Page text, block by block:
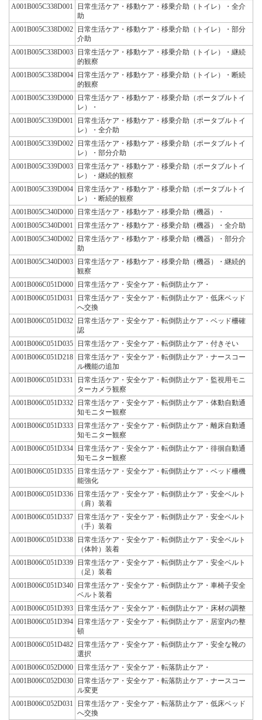
A001B005C338D001
日常生活ケア・移動ケア・移乗介助（トイレ）・全介
助
A001B005C338D002
日常生活ケア・移動ケア・移乗介助（トイレ）・部分
介助
A001B005C338D003
日常生活ケア・移動ケア・移乗介助（トイレ）・継続
的観察
A001B005C338D004
日常生活ケア・移動ケア・移乗介助（トイレ）・断続
的観察
A001B005C339D000
日常生活ケア・移動ケア・移乗介助（ポータブルトイ
レ）・
A001B005C339D001
日常生活ケア・移動ケア・移乗介助（ポータブルトイ
レ）・全介助
A001B005C339D002
日常生活ケア・移動ケア・移乗介助（ポータブルトイ
レ）・部分介助
A001B005C339D003
日常生活ケア・移動ケア・移乗介助（ポータブルトイ
レ）・継続的観察
A001B005C339D004
日常生活ケア・移動ケア・移乗介助（ポータブルトイ
レ）・断続的観察
A001B005C340D000
日常生活ケア・移動ケア・移乗介助（機器）・
A001B005C340D001
日常生活ケア・移動ケア・移乗介助（機器）・全介助
A001B005C340D002
日常生活ケア・移動ケア・移乗介助（機器）・部分介
助
A001B005C340D003
日常生活ケア・移動ケア・移乗介助（機器）・継続的
観察
A001B006C051D000
日常生活ケア・安全ケア・転倒防止ケア・
A001B006C051D031
日常生活ケア・安全ケア・転倒防止ケア・低床ベッド
へ交換
A001B006C051D032
日常生活ケア・安全ケア・転倒防止ケア・ベッド柵確
認
A001B006C051D035
日常生活ケア・安全ケア・転倒防止ケア・付きそい
A001B006C051D218
日常生活ケア・安全ケア・転倒防止ケア・ナースコー
ル機能の追加
A001B006C051D331
日常生活ケア・安全ケア・転倒防止ケア・監視用モニ
ターカメラ観察
A001B006C051D332
日常生活ケア・安全ケア・転倒防止ケア・体動自動通
知モニター観察
A001B006C051D333
日常生活ケア・安全ケア・転倒防止ケア・離床自動通
知モニター観察
A001B006C051D334
日常生活ケア・安全ケア・転倒防止ケア・徘徊自動通
知モニター観察
A001B006C051D335
日常生活ケア・安全ケア・転倒防止ケア・ベッド柵機
能強化
A001B006C051D336
日常生活ケア・安全ケア・転倒防止ケア・安全ベルト
（肩）装着
A001B006C051D337
日常生活ケア・安全ケア・転倒防止ケア・安全ベルト
（手）装着
A001B006C051D338
日常生活ケア・安全ケア・転倒防止ケア・安全ベルト
（体幹）装着
A001B006C051D339
日常生活ケア・安全ケア・転倒防止ケア・安全ベルト
（足）装着
A001B006C051D340
日常生活ケア・安全ケア・転倒防止ケア・車椅子安全
ベルト装着
A001B006C051D393
日常生活ケア・安全ケア・転倒防止ケア・床材の調整
A001B006C051D394
日常生活ケア・安全ケア・転倒防止ケア・居室内の整
頓
A001B006C051D482
日常生活ケア・安全ケア・転倒防止ケア・安全な靴の
選択
A001B006C052D000
日常生活ケア・安全ケア・転落防止ケア・
A001B006C052D030
日常生活ケア・安全ケア・転落防止ケア・ナースコー
ル変更
A001B006C052D031
日常生活ケア・安全ケア・転落防止ケア・低床ベッド
へ交換